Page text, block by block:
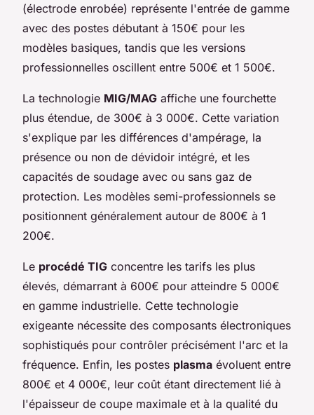
(électrode enrobée) représente l'entrée de gamme
avec des postes débutant à 150€ pour les
modèles basiques, tandis que les versions
professionnelles oscillent entre 500€ et 1 500€.
La technologie MIG/MAG affiche une fourchette
plus étendue, de 300€ à 3 000€. Cette variation
s'explique par les différences d'ampérage, la
présence ou non de dévidoir intégré, et les
capacités de soudage avec ou sans gaz de
protection. Les modèles semi-professionnels se
positionnent généralement autour de 800€ à 1
200€.
Le procédé TIG concentre les tarifs les plus
élevés, démarrant à 600€ pour atteindre 5 000€
en gamme industrielle. Cette technologie
exigeante nécessite des composants électroniques
sophistiqués pour contrôler précisément l'arc et la
fréquence. Enfin, les postes plasma évoluent entre
800€ et 4 000€, leur coût étant directement lié à
l'épaisseur de coupe maximale et à la qualité du